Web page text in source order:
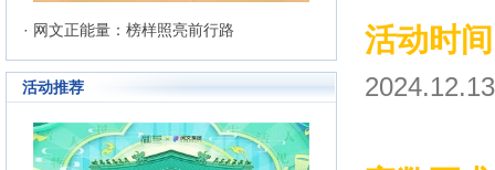
立起极高声望。 历经十二年的风
雨，晋江文学城已经从一个简单的
文学爱好者的集散地快速且稳健地
成长为行业内的翘楚，为1300万
来自不同地区和国家的注册用户突
破地区、种族、语言和国家的障碍
聚集在这里的网络文学同好们构建
起创作交流与沟通的平台。
· 网文正能量：榜样照亮前行路
活动推荐
活动时间